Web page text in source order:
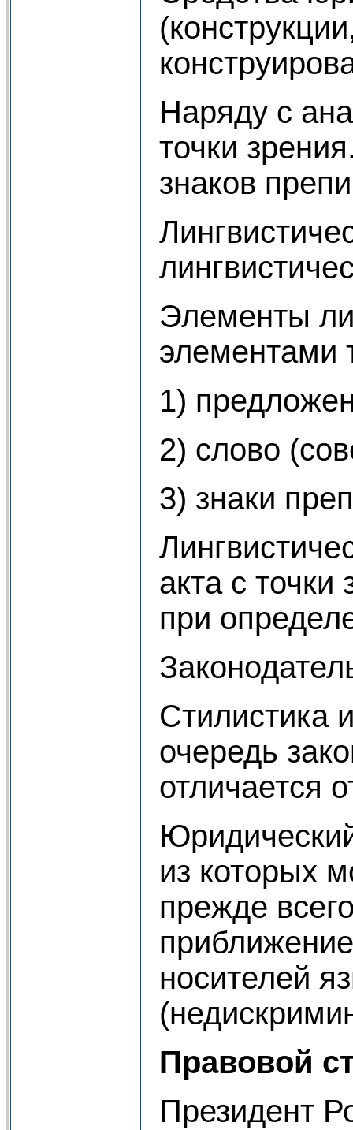
Наряду с
точки
знаков
Элементы
элементами
1)
2) слово
3) знаки
акта с
при
Стилистика
очередь
отличается
из которых
прежде
носителей
Правовой
Президент